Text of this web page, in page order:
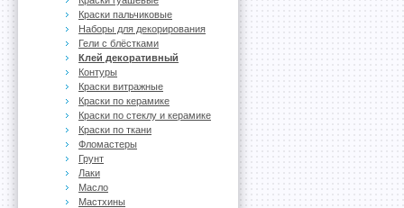
Краски пальчиковые
Наборы для декорирования
Гели с блёстками
Клей декоративный
Контуры
Краски витражные
Краски по керамике
Краски по стеклу и керамике
Краски по ткани
Фломастеры
Грунт
Лаки
Масло
Мастхины